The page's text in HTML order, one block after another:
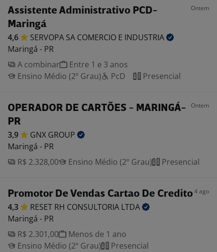
Assistente Administrativo PCD-
Maringá
Ontem
4,6 SERVOPA SA COMERCIO E INDUSTRIA
Maringá - PR
A combinar
Entre 1 e 3 anos
Ensino Médio (2º Grau)
PcD Presencial
OPERADOR DE CARTÕES - MARINGÁ-
PR
Ontem
3,9 GNX GROUP
Maringá - PR
R$ 2.328,00
Ensino Médio (2º Grau) Presencial
Promotor De Vendas Cartao De Credito4 ago
4,3 RESET RH CONSULTORIA LTDA
Maringá - PR
R$ 2.301,00
Menos de 1 ano
Ensino Médio (2º Grau)
Presencial